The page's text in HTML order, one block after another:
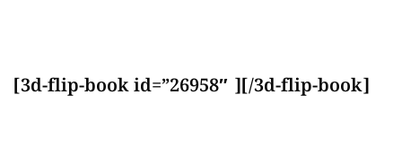
[3d-flip-book id=”26958″ ][/3d-flip-book]